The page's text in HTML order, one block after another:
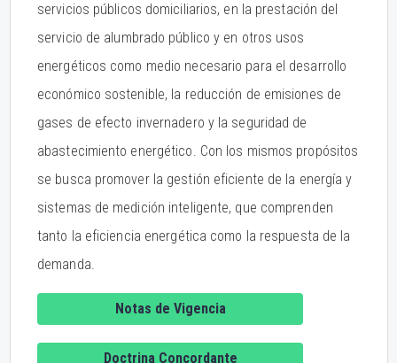
servicios públicos domiciliarios, en la prestación del
servicio de alumbrado público y en otros usos
energéticos como medio necesario para el desarrollo
económico sostenible, la reducción de emisiones de
gases de efecto invernadero y la seguridad de
abastecimiento energético. Con los mismos propósitos
se busca promover la gestión eficiente de la energía y
sistemas de medición inteligente, que comprenden
tanto la eficiencia energética como la respuesta de la
demanda.
Notas de Vigencia
Doctrina Concordante